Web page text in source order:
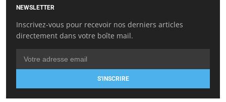
NEWSLETTER
Inscrivez-vous pour recevoir nos derniers articles
directement dans votre boîte mail.
S'INSCRIRE